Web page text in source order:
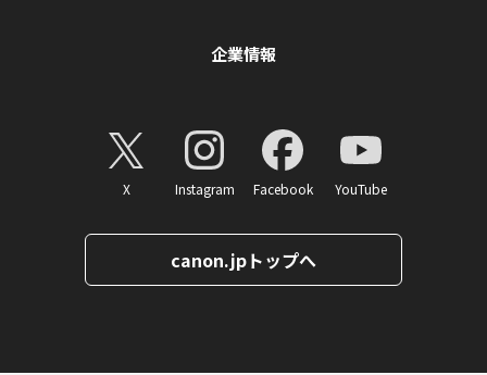
企業情報
X Instagram Facebook YouTube
canon.jpトップへ